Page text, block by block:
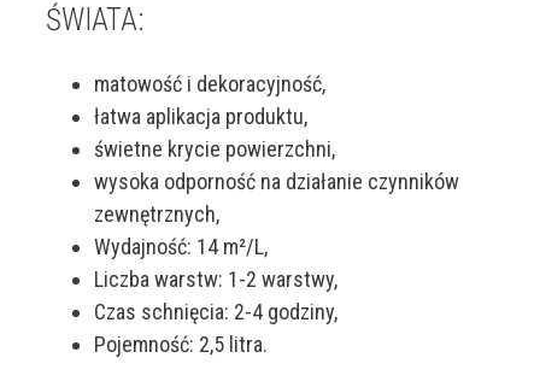
ŚWIATA:
matowość i dekoracyjność,
łatwa aplikacja produktu,
świetne krycie powierzchni,
wysoka odporność na działanie czynników
zewnętrznych,
Wydajność: 14 m²/L,
Liczba warstw: 1-2 warstwy,
Czas schnięcia: 2-4 godziny,
Pojemność: 2,5 litra.